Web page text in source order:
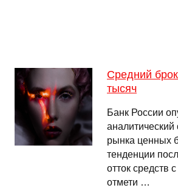
Средний
тысяч
Банк России
рынка ценных
тенденции
отток средств
отмети …